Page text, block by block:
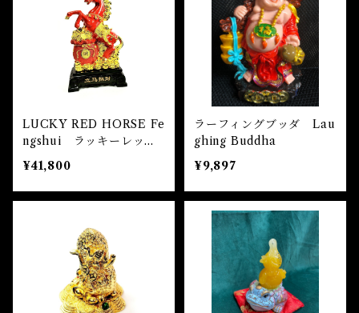
LUCKY RED HORSE Fe
ngshui ラッキーレッド
ホース風水置物
¥41,800
ラーフィングブッダ Lau
ghing Buddha
¥9,897